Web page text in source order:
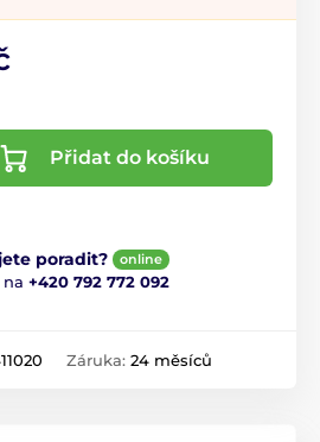
Přidat do košíku
poradit? online
+420 792 772 092
Záruka: 24 měsíců